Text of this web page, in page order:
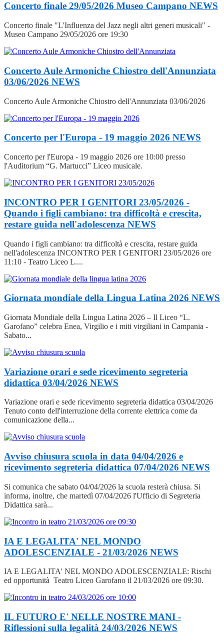
Concerto finale 29/05/2026 Museo Campano NEWS
Concerto finale "L'Influenza del Jazz negli altri generi musicali" -
Museo Campano 29/05/2026 ore 19:30
Concerto Aule Armoniche Chiostro dell'Annunziata
03/06/2026 NEWS
Concerto Aule Armoniche Chiostro dell'Annunziata 03/06/2026
Concerto per l'Europa - 19 maggio 2026 NEWS
Concerto per l'Europa - 19 maggio 2026 ore 10:00 presso
l'Auditorium “G. Martucci” Liceo musicale.
INCONTRO PER I GENITORI 23/05/2026 -
Quando i figli cambiano: tra difficoltà e crescita,
restare guida nell'adolescenza NEWS
Quando i figli cambiano: tra difficoltà e crescita, restare guida
nell'adolescenza INCONTRO PER I GENITORI 23/05/2026 ore
11:10 - Teatro Liceo L....
Giornata mondiale della Lingua Latina 2026 NEWS
Giornata Mondiale della Lingua Latina 2026 – Il Liceo “L.
Garofano” celebra Enea, Virgilio e i miti virgiliani in Campania -
Sabato...
Variazione orari e sede ricevimento segreteria
didattica 03/04/2026 NEWS
Variazione orari e sede ricevimento segreteria didattica 03/04/2026
Tenuto conto dell'interruzione della corrente elettrica come da
comunicazione della...
Avviso chiusura scuola in data 04/04/2026 e
ricevimento segreteria didattica 07/04/2026 NEWS
Si comunica che sabato 04/04/2026 la scuola resterà chiusa. Si
informa, inoltre, che martedì 07/04/2026 l'Ufficio di Segreteria
Didattica sarà...
IA E LEGALITA' NEL MONDO
ADOLESCENZIALE - 21/03/2026 NEWS
IA E LEGALITA' NEL MONDO ADOLESCENZIALE: Rischi
ed opportunità Teatro Liceo Garofano il 21/03/2026 ore 09:30.
IL FUTURO E' NELLE NOSTRE MANI -
Riflessioni sulla legalità 24/03/2026 NEWS